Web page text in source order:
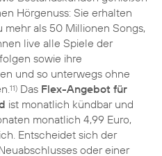
Hörgenuss: Sie erhalten
mehr als 50 Millionen Songs,
live alle Spiele der
sowie ihre
und so unterwegs ohne
11) Das Flex-Angebot für
ist monatlich kündbar und
monatlich 4,99 Euro,
Entscheidet sich der
oder einer